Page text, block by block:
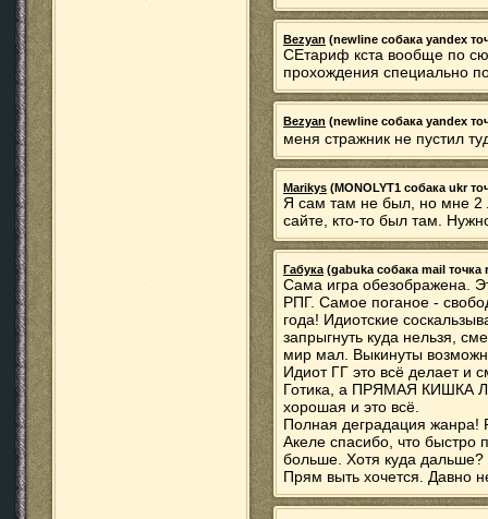
Bezyan (newline собака yandex
СЕтариф кста вообще по
прохождения специально
Bezyan (newline собака yandex
меня стражник не пустил
Marikys (MONOLYT1 собака ukr
Я сам там не был, но мне 2
сайте, кто-то был там.
Габука (gabuka собака mail точка
Сама игра обезображена.
РПГ. Самое поганое -
года! Идиотские
запрыгнуть куда нельзя,
мир мал. Выкинуты
Идиот ГГ это всё делает и
Готика, а ПРЯМАЯ КИШКА
хорошая и это всё.
Полная деградация жанра!
Акеле спасибо, что быстро
больше. Хотя куда дальше?
Прям выть хочется. Давно